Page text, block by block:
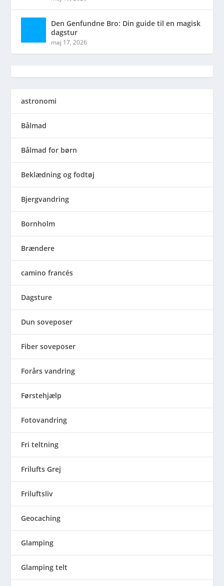
Den Genfundne Bro: Din guide til en magisk
dagstur
maj 17, 2026
astronomi
Bålmad
Bålmad for børn
Beklædning og fodtøj
Bjergvandring
Bornholm
Brændere
camino francés
Dagsture
Dun soveposer
Fiber soveposer
Forårs vandring
Førstehjælp
Fotovandring
Fri teltning
Frilufts Grej
Friluftsliv
Geocaching
Glamping
Glamping telt